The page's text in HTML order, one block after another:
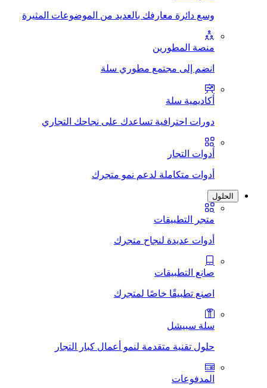
وسع دائرة معارفك بالعديد من الموضوعات المثيرة
منصة المطورين
انضم إلى مجتمع مطوري سلة
أكاديمية سلة
دورات احترافية تساعدك على نجاحك التجاري
أدوات التجار
أدوات متكاملة لدعم نمو متجرك
الحلول
متجر التطبيقات
أدوات عديدة لنجاح متجرك
صانع التطبيقات
اصنع تطبيقًا خاصًا لمتجرك
سلة سبيشل
حلول تقنية متقدمة لنمو أعمال كبار التجار
المدفوعات